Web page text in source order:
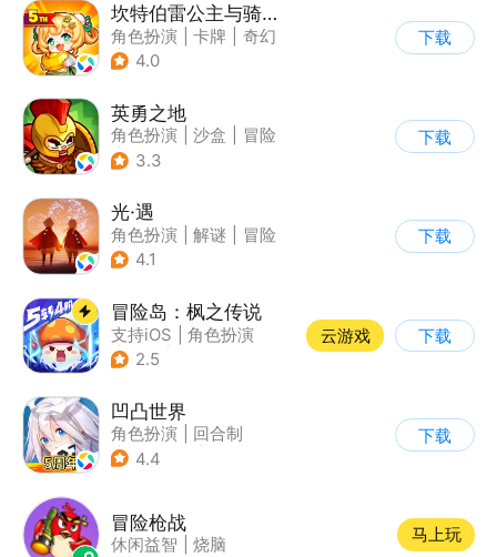
坎特伯雷公主与骑士唤醒冠军之剑的奇幻冒险
角色扮演 卡牌
奇幻
| 剧情
4.0
下载
英勇之地
角色扮演 沙盒
冒险
| steam游戏
3.3
下载
光·遇
角色扮演 解谜
冒险
| 开放世界
4.1
下载
冒险岛：枫之传说
支持iOS
角色扮演
| 放置
2.5
云游戏 下载
凹凸世界
角色扮演
回合制
| 动漫改编
4.4
下载
冒险枪战
休闲益智 烧脑
马上玩